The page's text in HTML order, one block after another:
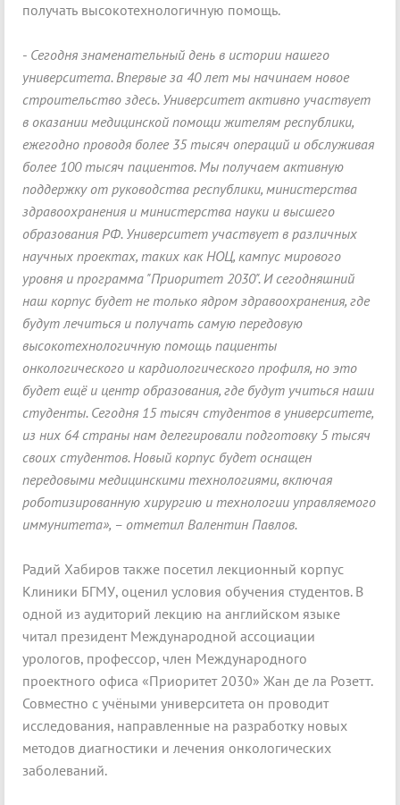
получать высокотехнологичную помощь.
- Сегодня знаменательный день в истории нашего
университета. Впервые за 40 лет мы начинаем новое
строительство здесь. Университет активно участвует
в оказании медицинской помощи жителям республики,
ежегодно проводя более 35 тысяч операций и обслуживая
более 100 тысяч пациентов. Мы получаем активную
поддержку от руководства республики, министерства
здравоохранения и министерства науки и высшего
образования РФ. Университет участвует в различных
научных проектах, таких как НОЦ, кампус мирового
уровня и программа "Приоритет 2030". И сегодняшний
наш корпус будет не только ядром здравоохранения, где
будут лечиться и получать самую передовую
высокотехнологичную помощь пациенты
онкологического и кардиологического профиля, но это
будет ещё и центр образования, где будут учиться наши
студенты. Сегодня 15 тысяч студентов в университете,
из них 64 страны нам делегировали подготовку 5 тысяч
своих студентов. Новый корпус будет оснащен
передовыми медицинскими технологиями, включая
роботизированную хирургию и технологии управляемого
иммунитета», – отметил Валентин Павлов.
Радий Хабиров также посетил лекционный корпус
Клиники БГМУ, оценил условия обучения студентов. В
одной из аудиторий лекцию на английском языке
читал президент Международной ассоциации
урологов, профессор, член Международного
проектного офиса «Приоритет 2030» Жан де ла Розетт.
Совместно с учёными университета он проводит
исследования, направленные на разработку новых
методов диагностики и лечения онкологических
заболеваний.